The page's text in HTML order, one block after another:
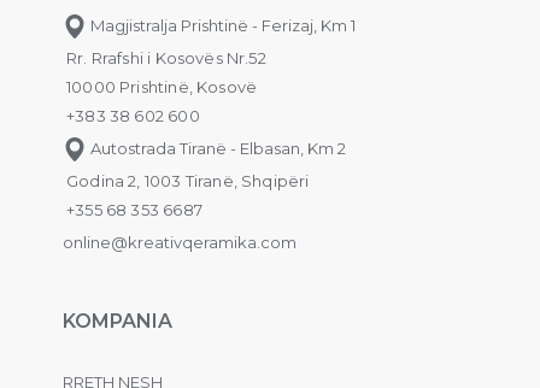
Magjistralja Prishtinë - Ferizaj, Km 1
Rr. Rrafshi i Kosovës Nr.52
10000 Prishtinë, Kosovë
+383 38 602 600
Autostrada Tiranë - Elbasan, Km 2
Godina 2, 1003 Tiranë, Shqipëri
+355 68 353 6687
online@kreativqeramika.com
KOMPANIA
RRETH NESH